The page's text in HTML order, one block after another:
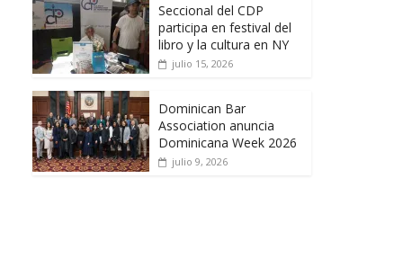
Seccional del CDP
participa en festival del
libro y la cultura en NY
julio 15, 2026
Dominican Bar
Association anuncia
Dominicana Week 2026
julio 9, 2026